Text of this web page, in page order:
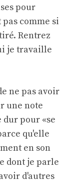
pour
comme si
Rentrez
je travaille
ne pas avoir
une note
dur pour «se
qu'elle
en son
dont je parle
d'autres